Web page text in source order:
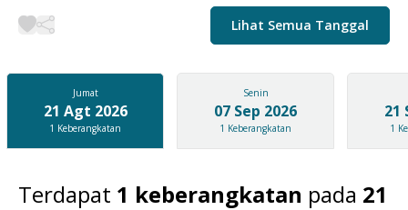
Lihat Semua Tanggal
Jumat
21 Agt 2026
1 Keberangkatan
Senin
07 Sep 2026
1 Keberangkatan
21
1
Terdapat 1 keberangkatan pada 21